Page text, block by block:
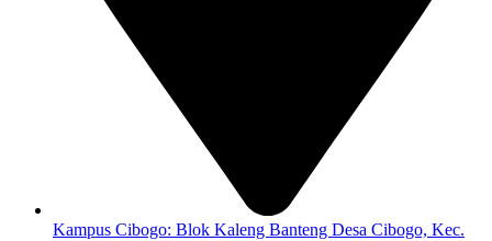
Kampus Cibogo: Blok Kaleng Banteng Desa Cibogo, Kec.